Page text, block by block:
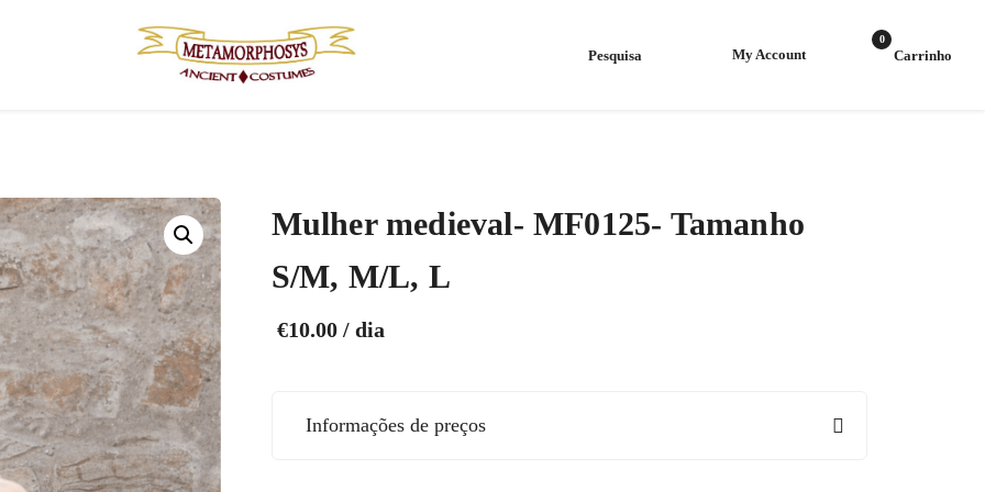
My Account
0
Mulher medieval- MF0125- Tamanho
S/M, M/L, L
€10.00/ dia
Informações de preços